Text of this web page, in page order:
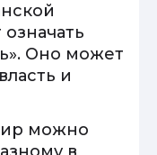
Оно может
и
можно